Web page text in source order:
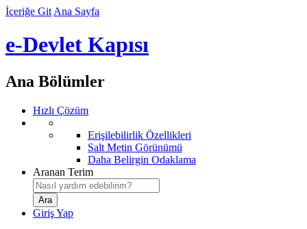
İçeriğe Git Ana Sayfa
e-Devlet Kapısı
Ana Bölümler
Hızlı Çözüm
Erişilebilirlik Özellikleri
Salt Metin Görünümü
Daha Belirgin Odaklama
Aranan Terim
Giriş Yap